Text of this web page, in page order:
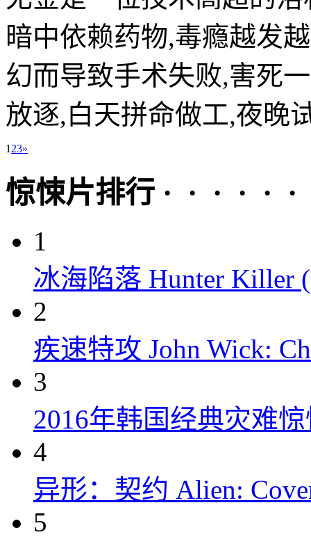
暗中依赖药物,毒瘾越发
幻而导致手术失败,害死
放逐,白天拼命做工,夜晚
1 23»
惊悚片排行 · · · · · ·
1
冰海陷落 Hunter Killer
2
疾速特攻 John Wick:
3
2016年韩国经典灾难
4
异形：契约 Alien:
5